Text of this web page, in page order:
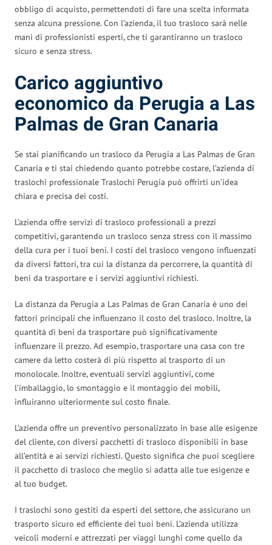
obbligo di acquisto, permettendoti di fare una scelta informata
senza alcuna pressione. Con l’azienda, il tuo trasloco sarà nelle
mani di professionisti esperti, che ti garantiranno un trasloco
sicuro e senza stress.
Carico aggiuntivo
economico da Perugia a Las
Palmas de Gran Canaria
Se stai pianificando un trasloco da Perugia a Las Palmas de Gran
Canaria e ti stai chiedendo quanto potrebbe costare, l’azienda di
traslochi professionale Traslochi Perugia può offrirti un’idea
chiara e precisa dei costi.
L’azienda offre servizi di trasloco professionali a prezzi
competitivi, garantendo un trasloco senza stress con il massimo
della cura per i tuoi beni. I costi del trasloco vengono influenzati
da diversi fattori, tra cui la distanza da percorrere, la quantità di
beni da trasportare e i servizi aggiuntivi richiesti.
La distanza da Perugia a Las Palmas de Gran Canaria è uno dei
fattori principali che influenzano il costo del trasloco. Inoltre, la
quantità di beni da trasportare può significativamente
influenzare il prezzo. Ad esempio, trasportare una casa con tre
camere da letto costerà di più rispetto al trasporto di un
monolocale. Inoltre, eventuali servizi aggiuntivi, come
l’imballaggio, lo smontaggio e il montaggio dei mobili,
influiranno ulteriormente sul costo finale.
L’azienda offre un preventivo personalizzato in base alle esigenze
del cliente, con diversi pacchetti di trasloco disponibili in base
all’entità e ai servizi richiesti. Questo significa che puoi scegliere
il pacchetto di trasloco che meglio si adatta alle tue esigenze e
al tuo budget.
I traslochi sono gestiti da esperti del settore, che assicurano un
trasporto sicuro ed efficiente dei tuoi beni. L’azienda utilizza
veicoli moderni e attrezzati per viaggi lunghi come quello da